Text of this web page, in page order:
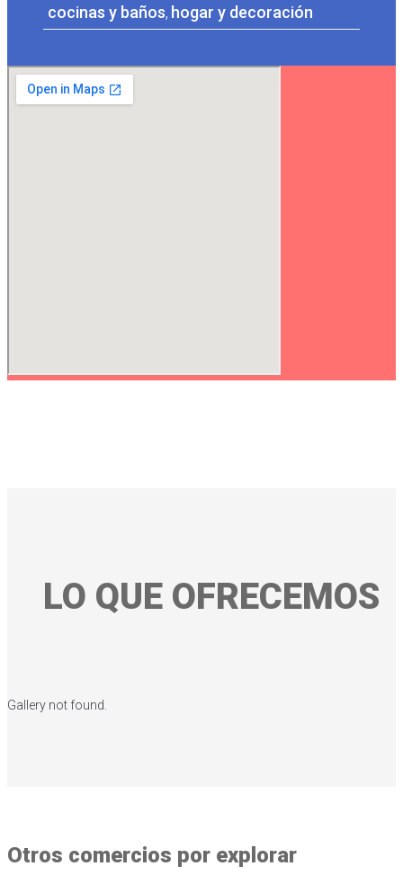
cocinas y baños, hogar y decoración
LO QUE OFRECEMOS
Gallery not found.
Otros comercios por explorar